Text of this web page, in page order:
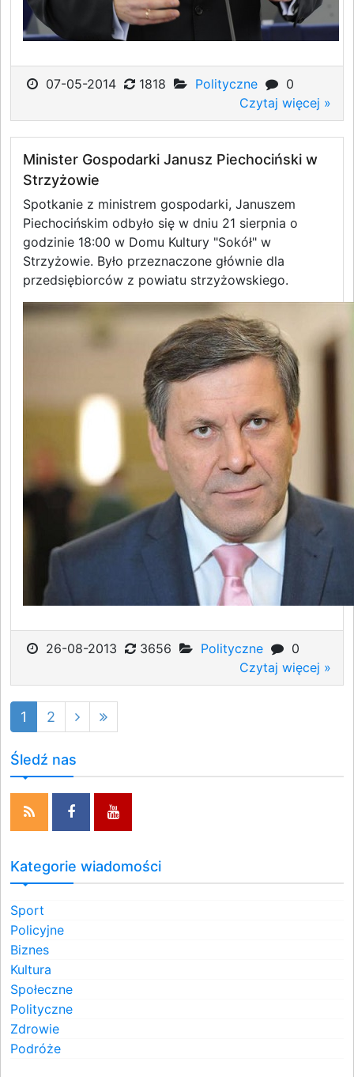
07-05-2014 1818 Polityczne
0
Czytaj więcej »
Minister Gospodarki Janusz Piechociński w
Strzyżowie
Spotkanie z ministrem gospodarki, Januszem
Piechocińskim odbyło się w dniu 21 sierpnia o
godzinie 18:00 w Domu Kultury "Sokół" w
Strzyżowie. Było przeznaczone głównie dla
przedsiębiorców z powiatu strzyżowskiego.
26-08-2013 3656 Polityczne
0
Czytaj więcej »
1 2
Śledź nas
Kategorie wiadomości
Sport
Policyjne
Biznes
Kultura
Społeczne
Polityczne
Zdrowie
Podróże